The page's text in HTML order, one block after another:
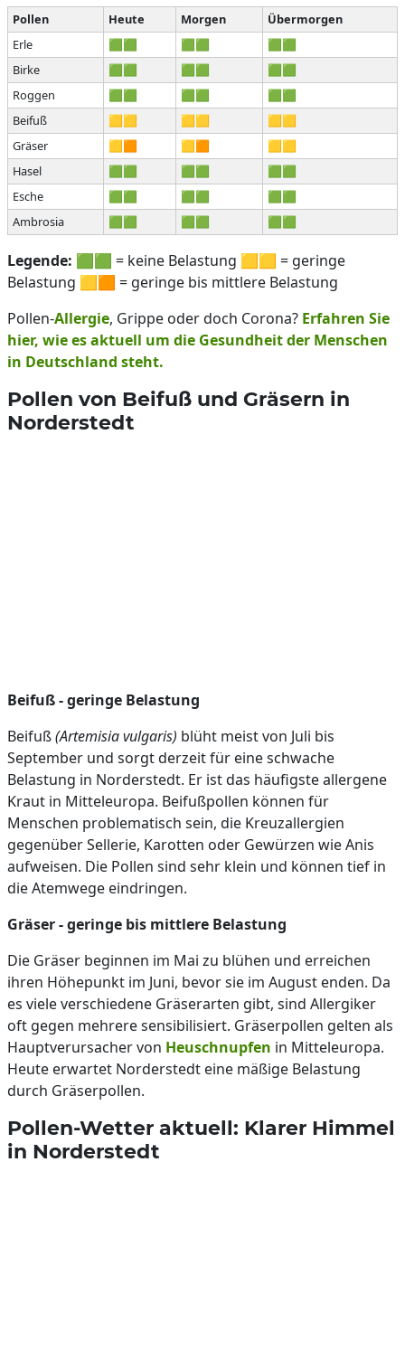
Pollen Heute Morgen
Übermorgen
Erle
🟩🟩 🟩🟩
🟩🟩
Birke
🟩🟩 🟩🟩
🟩🟩
Roggen
🟩🟩 🟩🟩
🟩🟩
Beifuß
🟨🟨 🟨🟨
🟨🟨
Gräser
🟨🟧 🟨🟧
🟨🟨
Hasel
🟩🟩 🟩🟩
🟩🟩
Esche
🟩🟩 🟩🟩
🟩🟩
Ambrosia
🟩🟩 🟩🟩 🟩🟩
Legende: 🟩🟩 = keine Belastung 🟨🟨 = geringe
Belastung 🟨🟧 = geringe bis mittlere Belastung
Pollen-Allergie, Grippe oder doch Corona? Erfahren Sie
hier, wie es aktuell um die Gesundheit der Menschen
in Deutschland steht.
Pollen von Beifuß und Gräsern in
Norderstedt
Beifuß - geringe Belastung
Beifuß(Artemisia vulgaris) blüht meist von Juli bis
September und sorgt derzeit für eine schwache
Belastung in Norderstedt. Er ist das häufigste allergene
Kraut in Mitteleuropa. Beifußpollen können für
Menschen problematisch sein, die Kreuzallergien
gegenüber Sellerie, Karotten oder Gewürzen wie Anis
aufweisen. Die Pollen sind sehr klein und können tief in
die Atemwege eindringen.
Gräser - geringe bis mittlere Belastung
Die Gräser beginnen im Mai zu blühen und erreichen
ihren Höhepunkt im Juni, bevor sie im August enden. Da
es viele verschiedene Gräserarten gibt, sind Allergiker
oft gegen mehrere sensibilisiert. Gräserpollen gelten als
Hauptverursacher von Heuschnupfen in Mitteleuropa.
Heute erwartet Norderstedt eine mäßige Belastung
durch Gräserpollen.
Pollen-Wetter aktuell: Klarer Himmel
in Norderstedt